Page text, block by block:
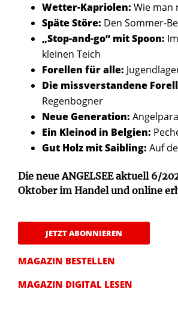
Wetter-Kapriolen: Wie man
Späte Störe: Den Sommer-
„Stop-and-go“ mit Spoon:
kleinen Teich
Forellen für alle:
Die missverstandene
Regenbogner
Neue Generation:
Ein Kleinod in Belgien:
Gut Holz mit Saibling: Auf
Die neue ANGELSEE aktuell 6/
Oktober im Handel und online
JETZT ABONNIEREN
MAGAZIN BESTELLEN
MAGAZIN DIGITAL LESEN